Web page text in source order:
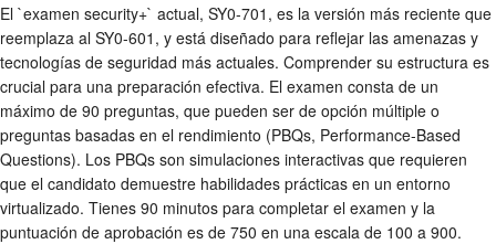
El `examen security+` actual, SY0-701, es la versión más reciente que
reemplaza al SY0-601, y está diseñado para reflejar las amenazas y
tecnologías de seguridad más actuales. Comprender su estructura es
crucial para una preparación efectiva. El examen consta de un
máximo de 90 preguntas, que pueden ser de opción múltiple o
preguntas basadas en el rendimiento (PBQs, Performance-Based
Questions). Los PBQs son simulaciones interactivas que requieren
que el candidato demuestre habilidades prácticas en un entorno
virtualizado. Tienes 90 minutos para completar el examen y la
puntuación de aprobación es de 750 en una escala de 100 a 900.